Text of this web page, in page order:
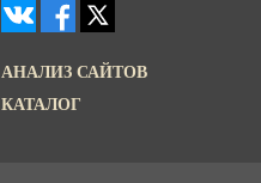
АНАЛИЗ САЙТОВ
КАТАЛОГ